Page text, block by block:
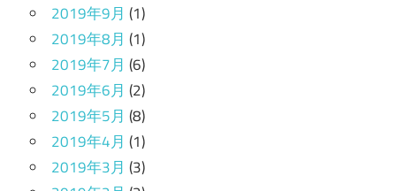
2019年9月 (1)
2019年8月 (1)
2019年7月 (6)
2019年6月 (2)
2019年5月 (8)
2019年4月 (1)
2019年3月 (3)